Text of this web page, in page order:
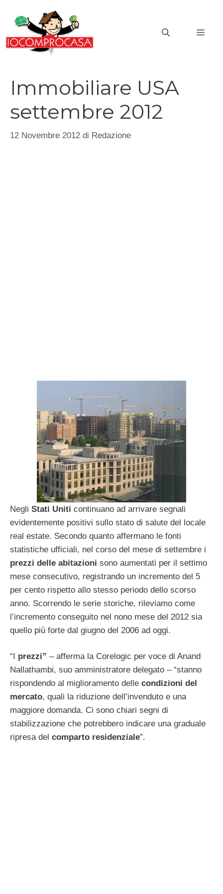
contenuto
Immobiliare USA
settembre 2012
12 Novembre 2012 di Redazione
Negli Stati Uniti continuano ad arrivare segnali
evidentemente positivi sullo stato di salute del locale
real estate. Secondo quanto affermano le fonti
statistiche ufficiali, nel corso del mese di settembre i
prezzi delle abitazioni sono aumentati per il settimo
mese consecutivo, registrando un incremento del 5
per cento rispetto allo stesso periodo dello scorso
anno. Scorrendo le serie storiche, rileviamo come
l’incremento conseguito nel nono mese del 2012 sia
quello più forte dal giugno del 2006 ad oggi.
“I prezzi” – afferma la Corelogic per voce di Anand
Nallathambi, suo amministratore delegato – “stanno
rispondendo al miglioramento delle condizioni del
mercato, quali la riduzione dell’invenduto e una
maggiore domanda. Ci sono chiari segni di
stabilizzazione che potrebbero indicare una graduale
ripresa del comparto residenziale”.